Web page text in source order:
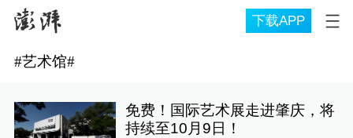
下载APP
#艺术馆#
免费！国际艺术展走进肇庆，将
持续至10月9日！